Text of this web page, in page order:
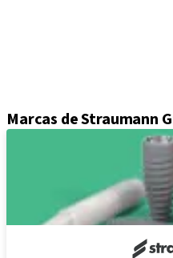
Marcas de Straumann